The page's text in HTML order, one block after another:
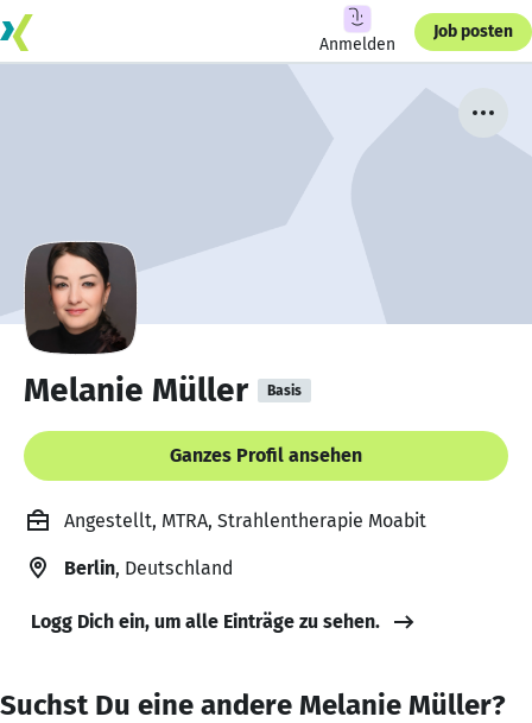
Anmelden
Job posten
Melanie Müller Basis
Ganzes Profil ansehen
Angestellt, MTRA, Strahlentherapie Moabit
Berlin, Deutschland
Logg Dich ein, um alle Einträge zu sehen.
Suchst Du eine andere Melanie Müller?